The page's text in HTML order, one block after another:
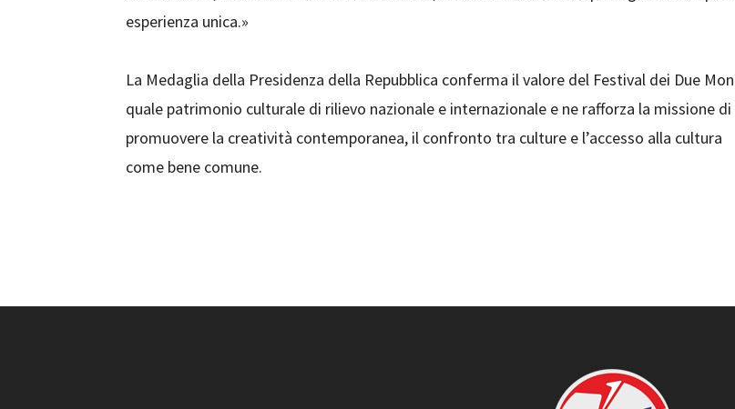
esperienza unica.»
La Medaglia della Presidenza della Repubblica conferma il valore del Festival dei Due
quale patrimonio culturale di rilievo nazionale e internazionale e ne rafforza la missione di
promuovere la creatività contemporanea, il confronto tra culture e l’accesso alla cultura
come bene comune.